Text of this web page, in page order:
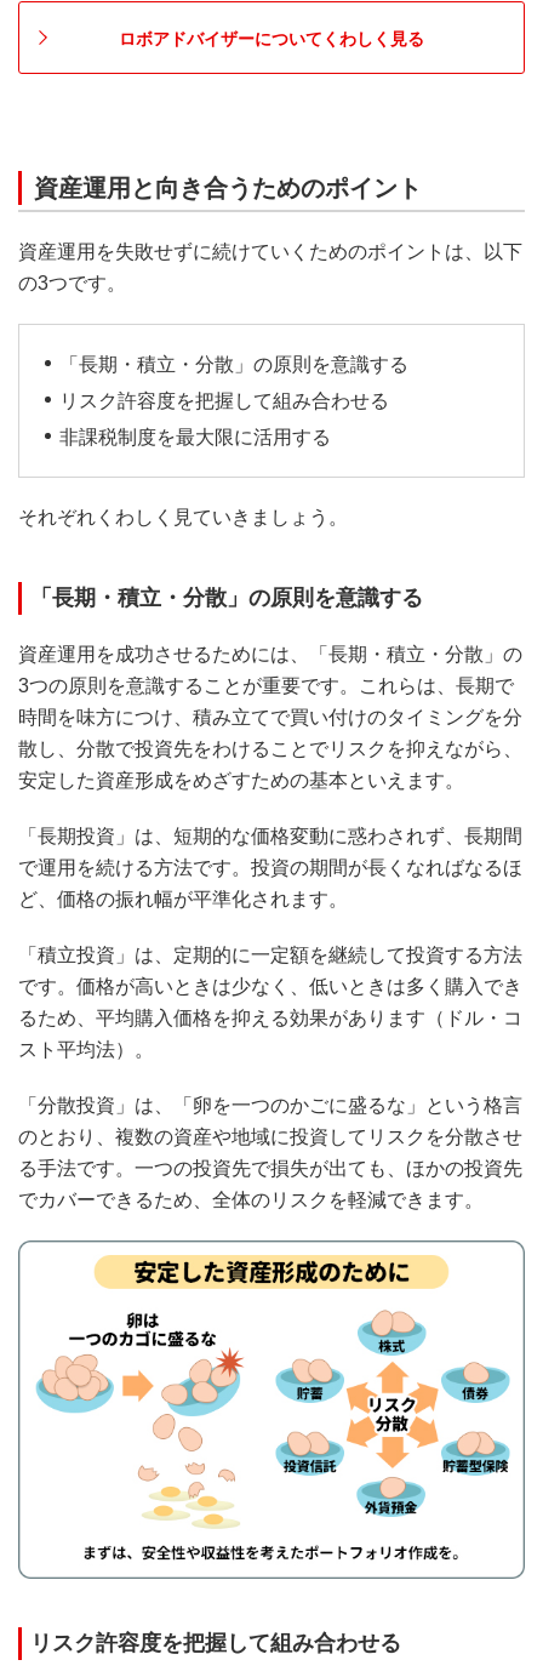
ロボアドバイザーについてくわしく見る
資産運用と向き合うためのポイント
資産運用を失敗せずに続けていくためのポイントは、以下
の3つです。
「長期・積立・分散」の原則を意識する
リスク許容度を把握して組み合わせる
非課税制度を最大限に活用する
それぞれくわしく見ていきましょう。
「長期・積立・分散」の原則を意識する
資産運用を成功させるためには、「長期・積立・分散」の
3つの原則を意識することが重要です。これらは、長期で
時間を味方につけ、積み立てで買い付けのタイミングを分
散し、分散で投資先をわけることでリスクを抑えながら、
安定した資産形成をめざすための基本といえます。
「長期投資」は、短期的な価格変動に惑わされず、長期間
で運用を続ける方法です。投資の期間が長くなればなるほ
ど、価格の振れ幅が平準化されます。
「積立投資」は、定期的に一定額を継続して投資する方法
です。価格が高いときは少なく、低いときは多く購入でき
るため、平均購入価格を抑える効果があります（ドル・コ
スト平均法）。
「分散投資」は、「卵を一つのかごに盛るな」という格言
のとおり、複数の資産や地域に投資してリスクを分散させ
る手法です。一つの投資先で損失が出ても、ほかの投資先
でカバーできるため、全体のリスクを軽減できます。
リスク許容度を把握して組み合わせる